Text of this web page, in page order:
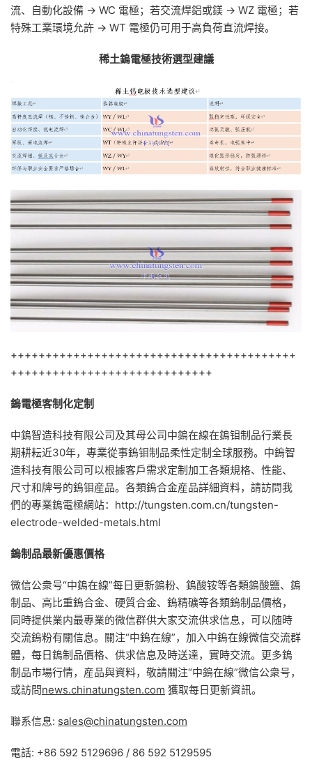
流、自動化設備 → WC 電極；若交流焊鋁或鎂 → WZ 電極；若
特殊工業環境允許 → WT 電極仍可用于高負荷直流焊接。
稀土鎢電極技術選型建議
+++++++++++++++++++++++++++++++++++++++++
+++++++++++++++++++++++++++++
鎢電極客制化定制
中鎢智造科技有限公司及其母公司中鎢在線在鎢钼制品行業長
期耕耘近30年，專業從事鎢钼制品柔性定制全球服務。中鎢智
造科技有限公司可以根據客戶需求定制加工各類規格、性能、
尺寸和牌号的鎢钼産品。各類鎢合金産品詳細資料，請訪問我
們的專業鎢電極網站：http://tungsten.com.cn/tungsten-
electrode-welded-metals.html
鎢制品最新優惠價格
微信公衆号“中鎢在線”每日更新鎢粉、鎢酸铵等各類鎢酸鹽、鎢
制品、高比重鎢合金、硬質合金、鎢精礦等各類鎢制品價格，
同時提供業内最專業的微信群供大家交流供求信息，可以随時
交流鎢粉有關信息。關注“中鎢在線”，加入中鎢在線微信交流群
體，每日鎢制品價格、供求信息及時送達，實時交流。更多鎢
制品市場行情，産品與資料，敬請關注“中鎢在線”微信公衆号，
或訪問news.chinatungsten.com 獲取每日更新資訊。
聯系信息: sales@chinatungsten.com
電話: +86 592 5129696 / 86 592 5129595